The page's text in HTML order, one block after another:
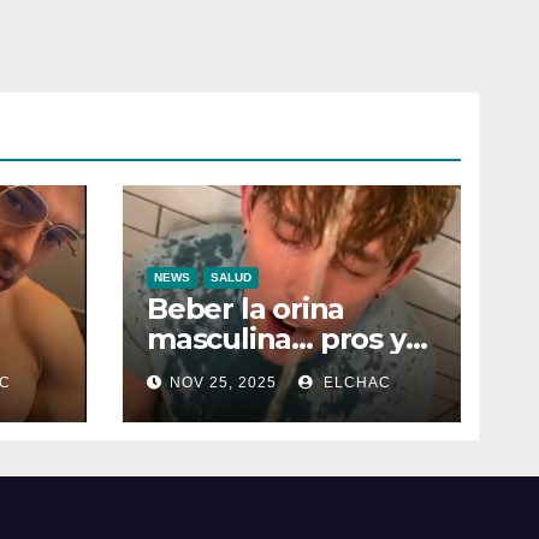
NEWS SALUD
Beber la orina
masculina… pros y
contras
NOV 25, 2025 ELCHAC